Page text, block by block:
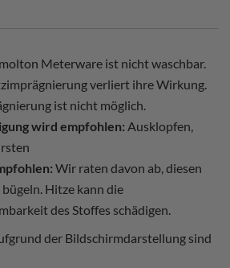
Meterware ist nicht waschbar.
verliert ihre Wirkung.
ist nicht möglich.
wird empfohlen: Ausklopfen,
Wir raten davon ab, diesen
Hitze kann die
des Stoffes schädigen.
der Bildschirmdarstellung sind